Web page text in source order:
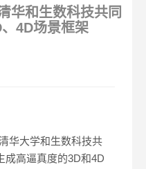
华和生数科技共同
4D场景框架
华大学和生数科技共
成高逼真度的3D和4D